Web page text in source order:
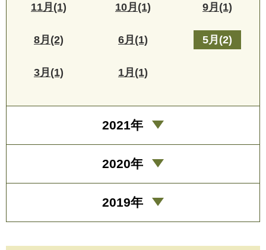
11月(1) 10月(1) 9月(1)
8月(2) 6月(1) 5月(2)
3月(1) 1月(1)
2021年
2020年
2019年